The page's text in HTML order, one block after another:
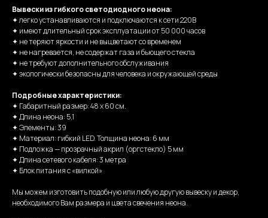
Вывески из гибкого светодиодного неона:
✦ легко устанавливаются и подключаются к сети 220В
✦ имеют длительный срок эксплуатации от 50 000 часов
✦ не теряют яркости и не выцветают со временем
✦ не нагревается, не содержат газа и бьющего стекла
✦ не требуют дополнительного обслуживания
✦ экологически безопасны для человека и окружающей среды
Подробные характеристики:
✦ Габаритный размер: 48 х 60 см.
✦ Длина неона: 5,1
✦ Элементы: 39
✦ Материал: гибкий LED. Толщина неона: 6 мм
✦ Подложка — прозрачный акрил (оргстекло) 5 мм
✦ Длина сетевого кабеля: 3 метра
✦ Блок питания с «вилкой»
Мы можем изготовить подобную или любую другую вывеску и декор,
необходимого Вам размера и цвета свечения неона.